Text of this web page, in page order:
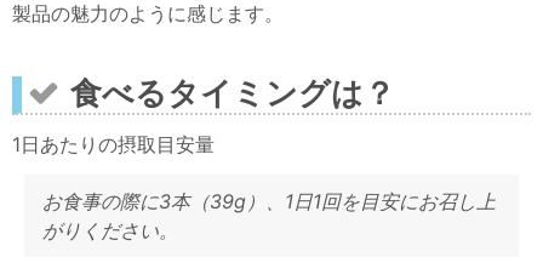
製品の魅力のように感じます。
食べるタイミングは？
1日あたりの摂取目安量
お食事の際に3本（39g）、1日1回を目安にお召し上
がりください。